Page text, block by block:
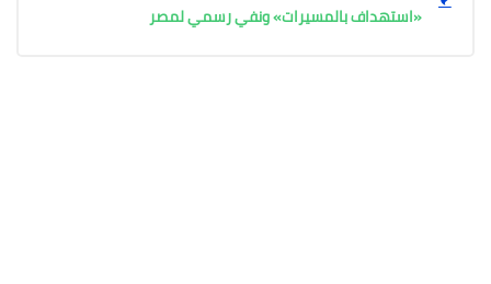
«استهداف بالمسيرات» ونفي رسمي لمصر